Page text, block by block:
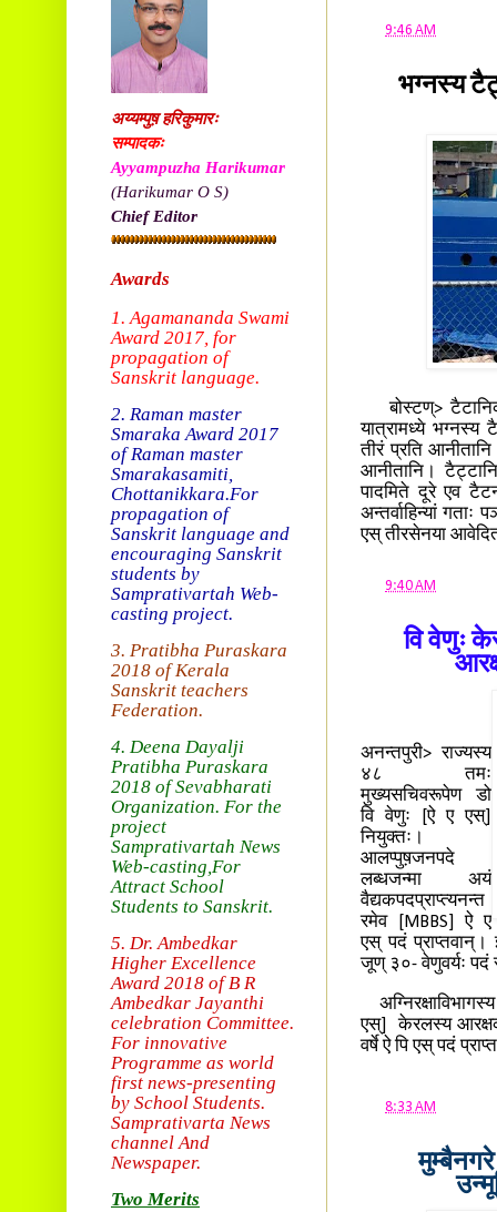
9:46 AM
भग्नस्य
बोस्टण्> टैटानिक्
यात्रामध्ये भग्नस्य
तीरं प्रति
आनीतानि।
पादमिते दूरे एव
अन्तर्वाहिन्यां गताः
एस् तीरसेनया
9:40 AM
वि वेणुः
अनन्तपुरी> राज्यस्य
४८ तमः
मुख्यसचिवरूपेण डो
वि वेणुः [ऐ ए एस्]
नियुक्तः।
आलप्पुष़जनपदे
लब्धजन्मा अयं
वैद्यकपदप्राप्त्यनन्त
रमेव [MBBS] ऐ ए
एस् पदं प्राप्तवान्।
जूण् ३०- वेणुवर्यः पदं
एस्] केरलस्य
वर्षे ऐ पि एस् पदं
8:33 AM
अय्यम्पुष़ हरिकुमारः
सम्पादकः
Ayyampuzha Harikumar
(Harikumar O S)
Chief Editor
Awards
1. Agamananda Swami
Award 2017, for
propagation of
Sanskrit language.
2. Raman master
Smaraka Award 2017
of Raman master
Smarakasamiti,
Chottanikkara.For
propagation of
Sanskrit language and
encouraging Sanskrit
students by
Samprativartah Web-
casting project.
3. Pratibha Puraskara
2018 ofKerala
Sanskrit teachers
Federation.
4. Deena Dayalji
Pratibha Puraskara
2018 of Sevabharati
Organization. For the
project
Samprativartah News
Web-casting,For
Attract School
Students to Sanskrit.
5. Dr. Ambedkar
Higher Excellence
Award 2018 of B R
Ambedkar Jayanthi
celebration Committee.
For innovative
Programme as world
first news-presenting
by School Students.
Samprativarta News
channel And
Newspaper.
Two Merits